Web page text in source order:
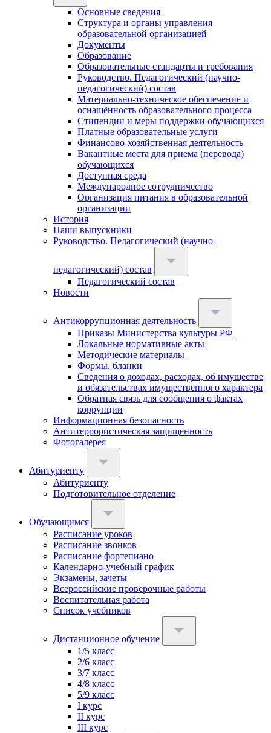
Основные сведения
Структура и органы управления
образовательной организацией
Документы
Образование
Образовательные стандарты и требования
Руководство. Педагогический (научно-
педагогический) состав
Материально-техническое обеспечение и
оснащённость образовательного процесса
Стипендии и меры поддержки обучающихся
Платные образовательные услуги
Финансово-хозяйственная деятельность
Вакантные места для приема (перевода)
обучающихся
Доступная среда
Международное сотрудничество
Организация питания в образовательной
организации
История
Наши выпускники
Руководство. Педагогический (научно-
педагогический) состав
Педагогический состав
Новости
Антикоррупционная деятельность
Приказы Министерства культуры РФ
Локальные нормативные акты
Методические материалы
Формы, бланки
Сведения о доходах, расходах, об имуществе
и обязательствах имущественного характера
Обратная связь для сообщения о фактах
коррупции
Информационная безопасность
Антитеррористическая защищенность
Фотогалерея
Абитуриенту
Абитуриенту
Подготовительное отделение
Обучающимся
Расписание уроков
Расписание звонков
Расписание фортепиано
Календарно-учебный график
Экзамены, зачеты
Всероссийские проверочные работы
Воспитательная работа
Список учебников
Дистанционное обучение
1/5 класс
2/6 класс
3/7 класс
4/8 класс
5/9 класс
I курс
II курс
III курс